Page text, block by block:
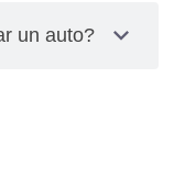
propietarios
un auto? expand_more
del vehículo